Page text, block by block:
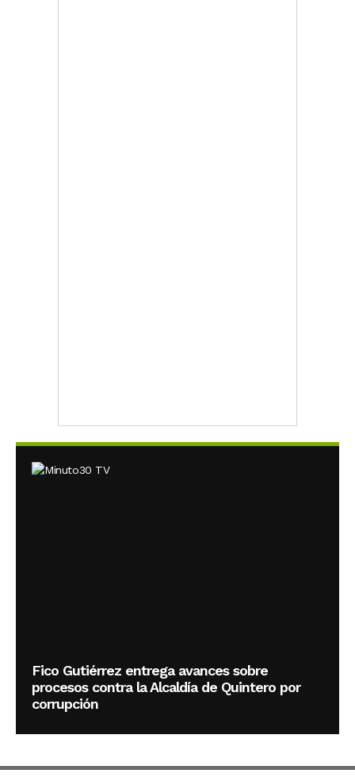
Fico Gutiérrez entrega avances sobre
procesos contra la Alcaldía de Quintero por
corrupción